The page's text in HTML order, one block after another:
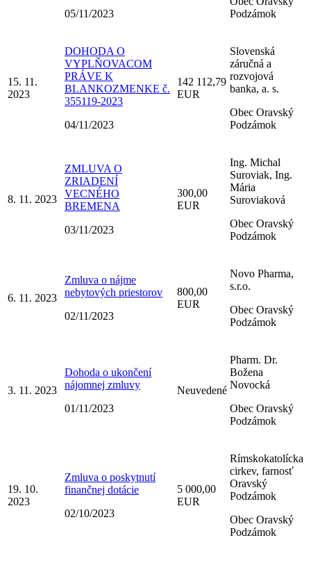
05/11/2023
Podzámok
15. 11.
2023
DOHODA O
VYPLŇOVACOM
PRÁVE K
BLANKOZMENKE č.
355119-2023
04/11/2023
142 112,79
EUR
Slovenská
záručná a
rozvojová
banka, a. s.
Obec Oravský
Podzámok
8. 11. 2023
ZMLUVA O
ZRIADENÍ
VECNÉHO
BREMENA
03/11/2023
300,00
EUR
Ing. Michal
Suroviak, Ing.
Mária
Suroviaková
Obec Oravský
Podzámok
6. 11. 2023
Zmluva o nájme
nebytových priestorov
02/11/2023
800,00
EUR
Novo Pharma,
s.r.o.
Obec Oravský
Podzámok
3. 11. 2023
Dohoda o ukončení
nájomnej zmluvy
01/11/2023
Neuvedené
Pharm. Dr.
Božena
Novocká
Obec Oravský
Podzámok
19. 10.
2023
Zmluva o poskytnutí
finančnej dotácie
02/10/2023
5 000,00
EUR
Rímskokatolícka
cirkev, farnosť
Oravský
Podzámok
Obec Oravský
Podzámok